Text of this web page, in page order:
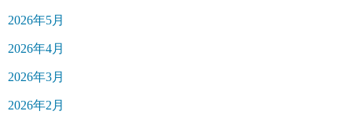
2026年5月
2026年4月
2026年3月
2026年2月